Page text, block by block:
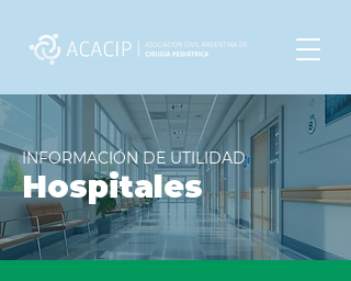
INFORMACIÓN DE UTILIDAD
Hospitales